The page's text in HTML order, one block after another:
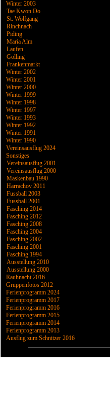
Winter 2003
Tae Kwon Do
St. Wolfgang
Rinchnach
Piding
Maria Alm
Laufen
Golling
Frankenmarkt
Winter 2002
Winter 2001
Winter 2000
Winter 1999
Winter 1998
Winter 1997
Winter 1993
Winter 1992
Winter 1991
Winter 1990
Vereinsausflug 2024
Sonstiges
Vereinsausflug 2001
Vereinsausflug 2000
Maskenbau 1990
Harrachov 2011
Fussball 2003
Fussball 2001
Fasching 2014
Fasching 2012
Fasching 2008
Fasching 2004
Fasching 2002
Fasching 2001
Fasching 1994
Ausstellung 2010
Ausstellung 2000
Rauhnacht 2016
Gruppenfotos 2012
Ferienprogramm 2024
Ferienprogramm 2017
Ferienprogramm 2016
Ferienprogramm 2015
Ferienprogramm 2014
Ferienprogramm 2013
Ausflug zum Schnitzer 2016